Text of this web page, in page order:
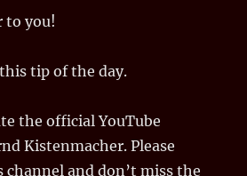
to you!
tip of the day.
the official YouTube
Kistenmacher. Please
channel and don’t miss the